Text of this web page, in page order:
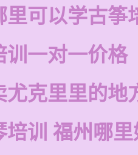
里可以学古筝
训一对一价格
尤克里里的地
培训 福州哪